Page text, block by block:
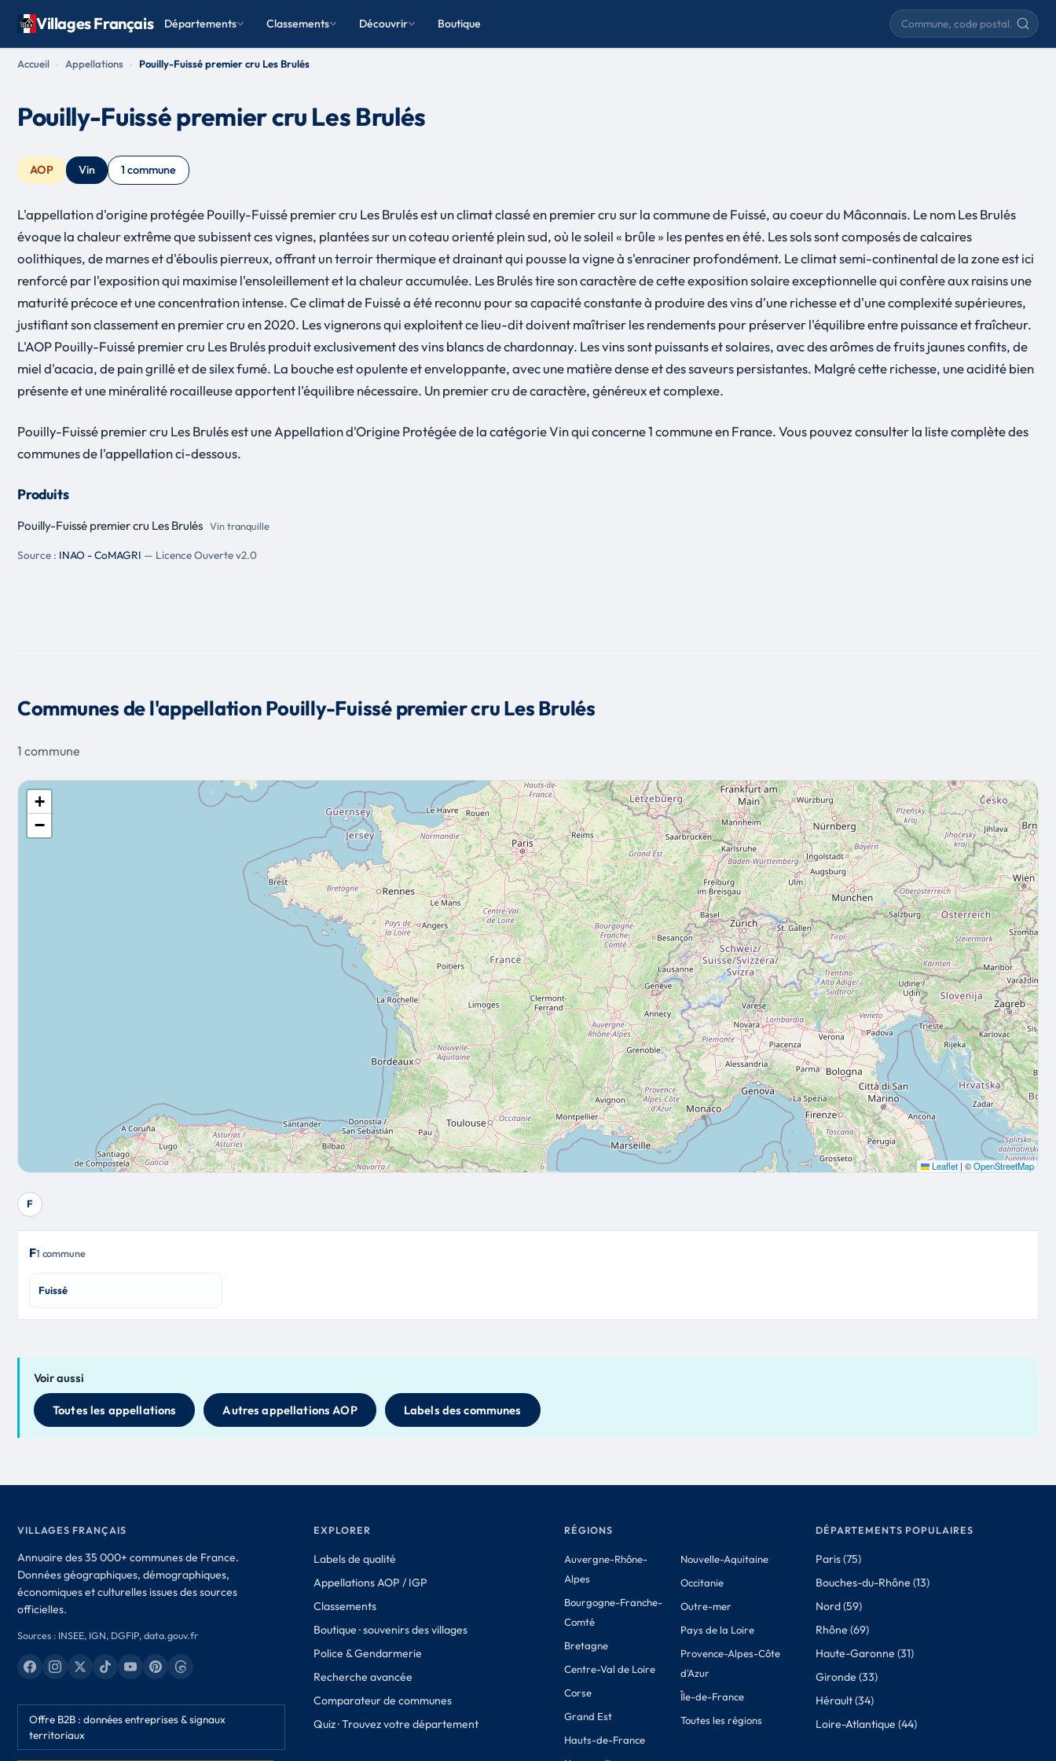
Villages Français Départements Classements Découvrir Boutique
Rechercher une commune
Accueil Appellations Pouilly-Fuissé premier cru Les Brulés
Pouilly-Fuissé premier cru Les Brulés
AOP Vin 1 commune
L'appellation d'origine protégée Pouilly-Fuissé premier cru Les Brulés est un climat classé en premier cru sur la commune de Fuissé, au coeur du Mâconnais. Le nom Les Brulés
évoque la chaleur extrême que subissent ces vignes, plantées sur un coteau orienté plein sud, où le soleil « brûle » les pentes en été. Les sols sont composés de calcaires
oolithiques, de marnes et d'éboulis pierreux, offrant un terroir thermique et drainant qui pousse la vigne à s'enraciner profondément. Le climat semi-continental de la zone est ici
renforcé par l'exposition qui maximise l'ensoleillement et la chaleur accumulée. Les Brulés tire son caractère de cette exposition solaire exceptionnelle qui confère aux raisins une
maturité précoce et une concentration intense. Ce climat de Fuissé a été reconnu pour sa capacité constante à produire des vins d'une richesse et d'une complexité supérieures,
justifiant son classement en premier cru en 2020. Les vignerons qui exploitent ce lieu-dit doivent maîtriser les rendements pour préserver l'équilibre entre puissance et fraîcheur.
L'AOP Pouilly-Fuissé premier cru Les Brulés produit exclusivement des vins blancs de chardonnay. Les vins sont puissants et solaires, avec des arômes de fruits jaunes confits, de
miel d'acacia, de pain grillé et de silex fumé. La bouche est opulente et enveloppante, avec une matière dense et des saveurs persistantes. Malgré cette richesse, une acidité bien
présente et une minéralité rocailleuse apportent l'équilibre nécessaire. Un premier cru de caractère, généreux et complexe.
Pouilly-Fuissé premier cru Les Brulés est une Appellation d'Origine Protégée de la catégorie Vin qui concerne 1 commune en France. Vous pouvez consulter la liste complète des
communes de l'appellation ci-dessous.
Produits
Pouilly-Fuissé premier cru Les Brulés Vin tranquille
Source : INAO - CoMAGRI — Licence Ouverte v2.0
Communes de l'appellation Pouilly-Fuissé premier cru Les Brulés
1 commune
+
−
Leaflet | ©OpenStreetMap
F
F1 commune
Fuissé
Voir aussi
Toutes les appellations Autres appellations AOP Labels des communes
VILLAGES FRANÇAIS
Annuaire des 35 000+ communes de France.
Données géographiques, démographiques,
économiques et culturelles issues des sources
officielles.
Sources : INSEE, IGN, DGFIP, data.gouv.fr
Offre B2B : données entreprises & signaux
territoriaux
EXPLORER
Labels de qualité
Appellations AOP / IGP
Classements
Boutique · souvenirs des villages
Police & Gendarmerie
Recherche avancée
Comparateur de communes
Quiz · Trouvez votre département
RÉGIONS
Auvergne-Rhône-
Alpes
Bourgogne-Franche-
Comté
Bretagne
Centre-Val de Loire
Corse
Grand Est
Hauts-de-France
Nouvelle-Aquitaine
Occitanie
Outre-mer
Pays de la Loire
Provence-Alpes-Côte
d'Azur
Île-de-France
Toutes les régions
DÉPARTEMENTS POPULAIRES
Paris (75)
Bouches-du-Rhône (13)
Nord (59)
Rhône (69)
Haute-Garonne (31)
Gironde (33)
Hérault (34)
Loire-Atlantique (44)